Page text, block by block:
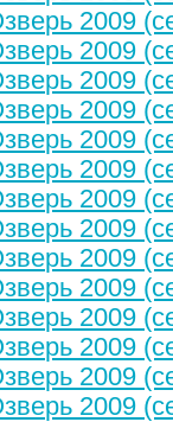
2009
2009
2009
2009
2009
2009
2009
2009
2009
2009
2009
2009
2009
2009